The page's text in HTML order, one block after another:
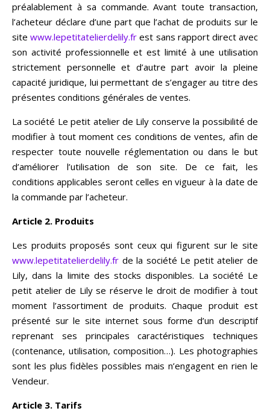
préalablement à sa commande. Avant toute transaction,
l’acheteur déclare d’une part que l’achat de produits sur le
sitewww.lepetitatelierdelily.fr est sans rapport direct avec
son activité professionnelle et est limité à une utilisation
strictement personnelle et d’autre part avoir la pleine
capacité juridique, lui permettant de s’engager au titre des
présentes conditions générales de ventes.
La société Le petit atelier de Lily conserve la possibilité de
modifier à tout moment ces conditions de ventes, afin de
respecter toute nouvelle réglementation ou dans le but
d’améliorer l’utilisation de son site. De ce fait, les
conditions applicables seront celles en vigueur à la date de
la commande par l’acheteur.
Article 2. Produits
Les produits proposés sont ceux qui figurent sur le site
www.lepetitatelierdelily.fr de la société Le petit atelier de
Lily, dans la limite des stocks disponibles. La société Le
petit atelier de Lily se réserve le droit de modifier à tout
moment l’assortiment de produits. Chaque produit est
présenté sur le site internet sous forme d’un descriptif
reprenant ses principales caractéristiques techniques
(contenance, utilisation, composition…). Les photographies
sont les plus fidèles possibles mais n’engagent en rien le
Vendeur.
Article 3. Tarifs